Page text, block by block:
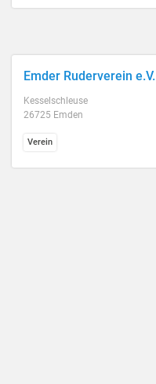
Emder Ruderverein e.V.
Kesselschleuse
26725 Emden
Verein